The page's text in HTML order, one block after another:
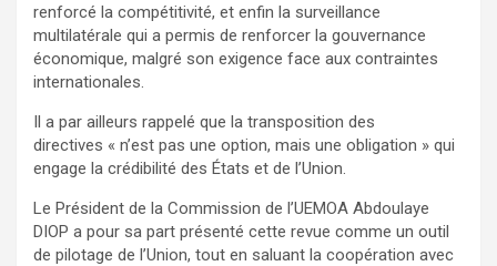
renforcé la compétitivité, et enfin la surveillance
multilatérale qui a permis de renforcer la gouvernance
économique, malgré son exigence face aux contraintes
internationales.
Il a par ailleurs rappelé que la transposition des
directives « n’est pas une option, mais une obligation » qui
engage la crédibilité des États et de l’Union.
Le Président de la Commission de l’UEMOA Abdoulaye
DIOP a pour sa part présenté cette revue comme un outil
de pilotage de l’Union, tout en saluant la coopération avec